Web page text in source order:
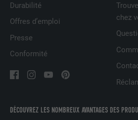
DÉCOUVREZ LES NOMBREUX AVANTAGES DES
Durabilité
Offres d’emploi
Presse
Conformité
chez
NOM
FOURNISSEUR
EXPIRATION
UTILITÉ
attribut SameSite